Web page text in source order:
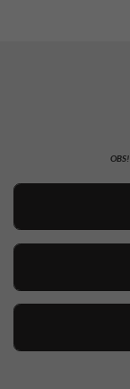
OBS!